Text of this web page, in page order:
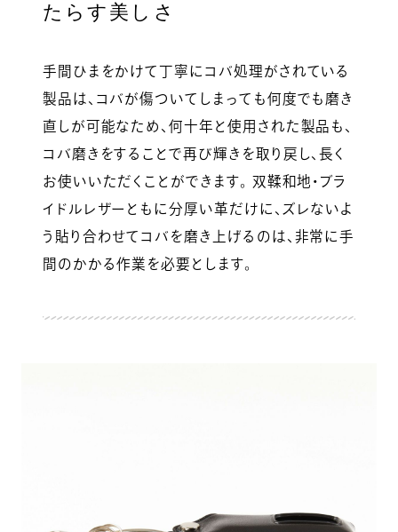
たらす美しさ
手間ひまをかけて丁寧にコバ処理がされている
製品は、コバが傷ついてしまっても何度でも磨き
直しが可能なため、何十年と使用された製品も、
コバ磨きをすることで再び輝きを取り戻し、長く
お使いいただくことができます。 双鞣和地・ブラ
イドルレザーともに分厚い革だけに、ズレないよ
う貼り合わせてコバを磨き上げるのは、非常に手
間のかかる作業を必要とします。